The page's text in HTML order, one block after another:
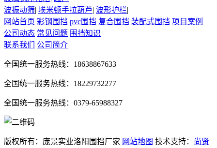
波振动筛| 埃米顿手拉葫芦| 波形护栏|
网站首页 彩钢围挡 pvc围挡 复合围挡 装配式围挡 项目案例
公司动态 常见问题 围挡知识
联系我们
公司简介
全国统一服务热线：18638867633
全国统一服务热线：18229732277
全国统一服务热线：0379-65988327
版权所有：庞景实业洛阳围挡厂家 网站地图 技术支持：
尚贤